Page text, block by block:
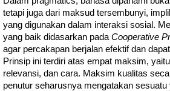
tetapi juga dari maksud tersembunyi,
yang digunakan dalam interaksi sosial.
yang baik didasarkan pada Cooperative
agar percakapan berjalan efektif dan
Prinsip ini terdiri atas empat maksim,
relevansi, dan cara. Maksim kualitas
penutur seharusnya mengatakan sesuatu